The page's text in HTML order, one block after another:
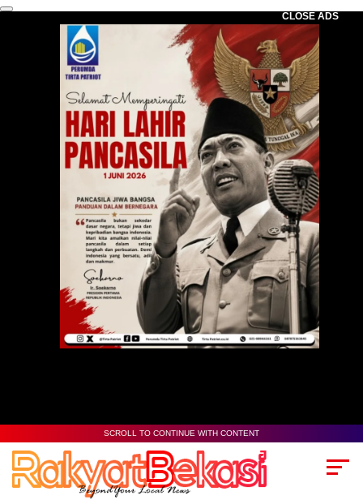
CLOSE ADS
SCROLL TO CONTINUE WITH CONTENT